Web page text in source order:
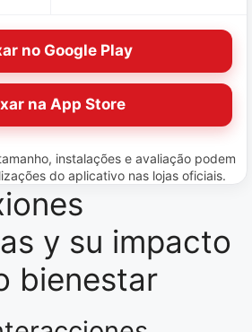
no Google Play
na App Store
instalações e avaliação podem
do aplicativo nas lojas oficiais.
y su impacto
bienestar